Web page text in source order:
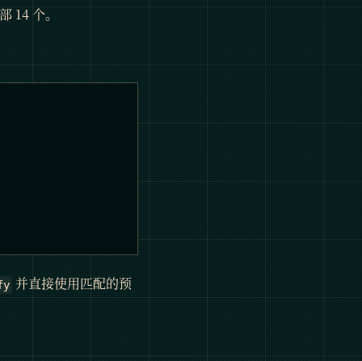
14 个。
并直接使用匹配的预